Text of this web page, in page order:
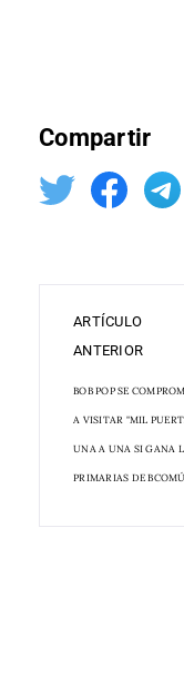
Compartir
ARTÍCULO
ANTERIOR
BOB POP SE
A VISITAR "MIL
UNA A UNA SI GANA
PRIMARIAS DE BCOMÚ